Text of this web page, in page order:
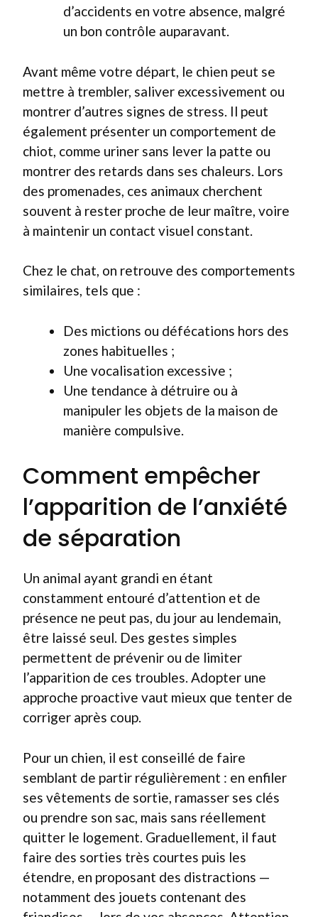
d’accidents en votre absence, malgré
un bon contrôle auparavant.
Avant même votre départ, le chien peut se
mettre à trembler, saliver excessivement ou
montrer d’autres signes de stress. Il peut
également présenter un comportement de
chiot, comme uriner sans lever la patte ou
montrer des retards dans ses chaleurs. Lors
des promenades, ces animaux cherchent
souvent à rester proche de leur maître, voire
à maintenir un contact visuel constant.
Chez le chat, on retrouve des comportements
similaires, tels que :
Des mictions ou défécations hors des
zones habituelles ;
Une vocalisation excessive ;
Une tendance à détruire ou à
manipuler les objets de la maison de
manière compulsive.
Comment empêcher
l’apparition de l’anxiété
de séparation
Un animal ayant grandi en étant
constamment entouré d’attention et de
présence ne peut pas, du jour au lendemain,
être laissé seul. Des gestes simples
permettent de prévenir ou de limiter
l’apparition de ces troubles. Adopter une
approche proactive vaut mieux que tenter de
corriger après coup.
Pour un chien, il est conseillé de faire
semblant de partir régulièrement : en enfiler
ses vêtements de sortie, ramasser ses clés
ou prendre son sac, mais sans réellement
quitter le logement. Graduellement, il faut
faire des sorties très courtes puis les
étendre, en proposant des distractions —
notamment des jouets contenant des